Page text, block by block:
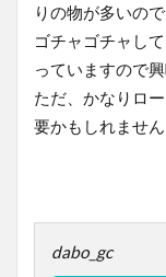
りの物が多いの
ゴチャゴチャし
っていますので
ただ、かなりロ
要かもしれません
dabo_gc